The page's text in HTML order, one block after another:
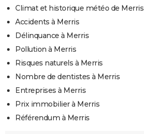
Climat et historique météo de Merris
Accidents à Merris
Délinquance à Merris
Pollution à Merris
Risques naturels à Merris
Nombre de dentistes à Merris
Entreprises à Merris
Prix immobilier à Merris
Référendum à Merris